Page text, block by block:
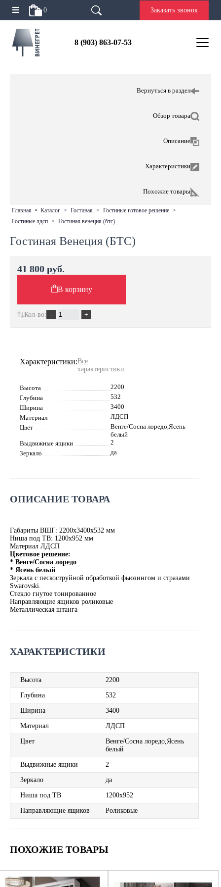
0 Заказать звонок
8 (903) 863-07-53
Вернуться в раздел
Обзор товара
Описание
Характеристики
Похожие товары
главная • каталог > гостиная > гостиные готовое решение >
гостиные лдсп > гостиная венеция (бтс)
Гостиная Венеция (БТС)
Характеристики:Все
характеристики
Высота
2200
Глубина
532
Ширина
3400
Материал
ЛДСП
Цвет
Венге/Сосна лоредо,Ясень
белый
Выдвижные ящики
2
Зеркало
да
ОПИСАНИЕ ТОВАРА
Габариты ВШГ: 2200х3400х532 мм
Ниша под ТВ: 1200х952 мм
Материал ЛДСП
Цветовое решение:
* Венге/Сосна лоредо
* Ясень белый
Зеркала с пескоструйной обработкой фьюзингом и стразами
Swarovski.
Стекло гнутое тонированное
Направляющие ящиков роликовые
Металлическая штанга
ХАРАКТЕРИСТИКИ
Высота 2200
Глубина 532
Ширина 3400
Материал ЛДСП
Цвет
Венге/Сосна лоредо,Ясень
белый
Выдвижные ящики 2
Зеркало да
Ниша под ТВ 1200х952
Направляющие ящиков Роликовые
ПОХОЖИЕ ТОВАРЫ
41 800 руб.
В корзину
Кол-во: